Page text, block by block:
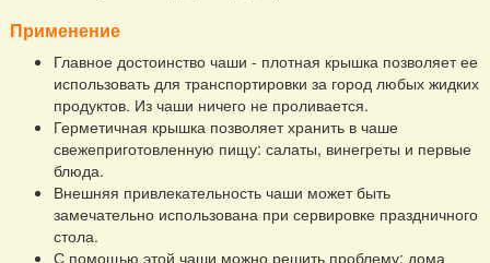
Применение
Главное достоинство чаши - плотная крышка позволяет ее
использовать для транспортировки за город любых жидких
продуктов. Из чаши ничего не проливается.
Герметичная крышка позволяет хранить в чаше
свежеприготовленную пищу: салаты, винегреты и первые
блюда.
Внешняя привлекательность чаши может быть
замечательно использована при сервировке праздничного
стола.
С помощью этой чаши можно решить проблему: дома